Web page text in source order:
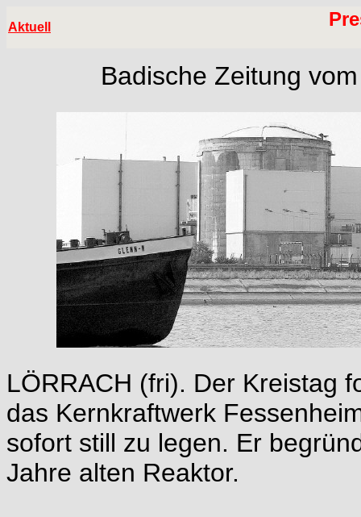
Aktuell
Badische Zeitung
LÖRRACH (fri). Der Kreistag
das Kernkraftwerk
sofort still zu legen. Er
Jahre alten Reaktor.